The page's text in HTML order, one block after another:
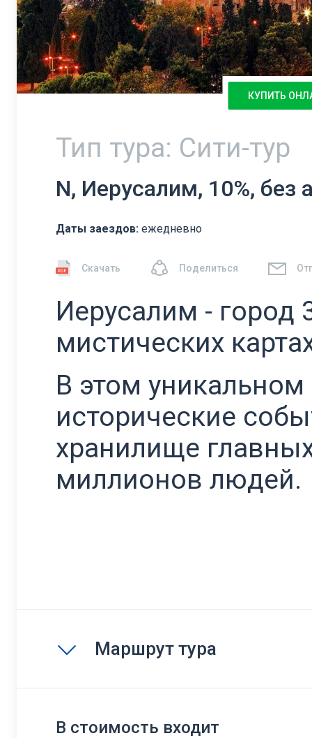
КУПИТЬ
Тип тура: Сити-тур
N, Иерусалим, 10%, без
Даты заездов: ежедневно
Скачать Поделиться
Иерусалим - город
мистических
В этом
исторические
хранилище
миллионов людей.
Маршрут тура
В стоимость входит